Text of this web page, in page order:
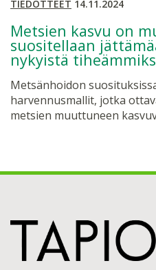
TIEDOTTEET 14.11.2024
Metsien kasvu on
suositellaan
nykyistä
Metsänhoidon
harvennusmallit, jotka
metsien muuttuneen